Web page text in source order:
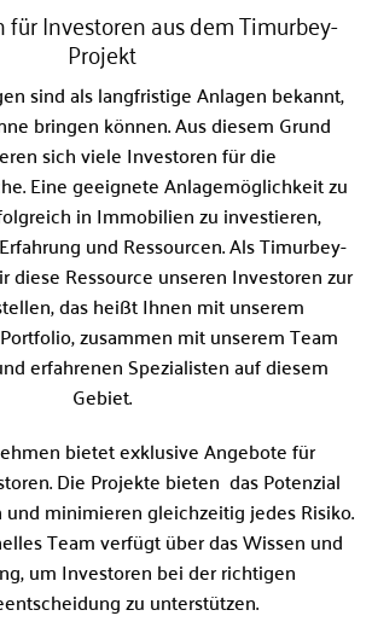
Investoren aus dem Timurbey-
Projekt
sind als langfristige Anlagen bekannt,
bringen können. Aus diesem Grund
sich viele Investoren für die
Eine geeignete Anlagemöglichkeit zu
in Immobilien zu investieren,
und Ressourcen. Als Timurbey-
diese Ressource unseren Investoren zur
das heißt Ihnen mit unserem
zusammen mit unserem Team
erfahrenen Spezialisten auf diesem
Gebiet.
bietet exklusive Angebote für
Die Projekte bieten das Potenzial
minimieren gleichzeitig jedes Risiko.
Team verfügt über das Wissen und
um Investoren bei der richtigen
zu unterstützen.